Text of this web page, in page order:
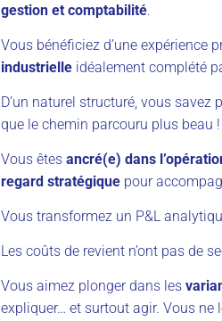
gestion et comptabilité.
Vous bénéficiez d’une expérience
industrielle idéalement complété
D’un naturel structuré, vous
que le chemin parcouru plus beau !
Vous êtes ancré(e) dans
regard stratégique pour
Vous transformez un P&L
Les coûts de revient n’ont pas de
Vous aimez plonger dans les
expliquer… et surtout agir. Vous ne